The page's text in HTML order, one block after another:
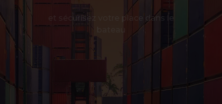
et sécurisez votre place dans le